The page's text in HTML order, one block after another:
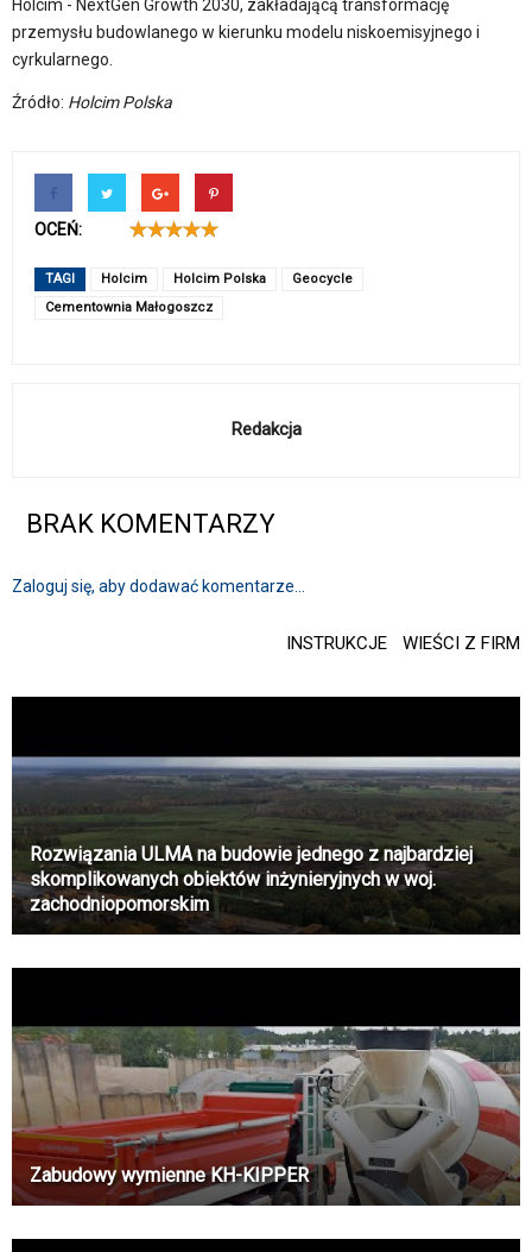
Holcim - NextGen Growth 2030, zakładającą transformację
przemysłu budowlanego w kierunku modelu niskoemisyjnego i
cyrkularnego.
Źródło: Holcim Polska
OCEŃ:
TAGI Holcim Holcim Polska
Geocycle
Cementownia Małogoszcz
Redakcja
BRAK KOMENTARZY
Zaloguj się, aby dodawać komentarze...
INSTRUKCJE WIEŚCI Z FIRM
Rozwiązania ULMA na budowie jednego z najbardziej
skomplikowanych obiektów inżynieryjnych w woj.
zachodniopomorskim
Zabudowy wymienne KH-KIPPER